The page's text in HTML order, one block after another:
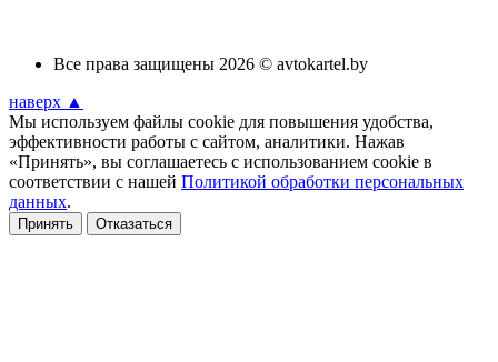
Все права защищены 2026 © avtokartel.by
наверх ▲
Мы используем файлы cookie для повышения удобства,
эффективности работы с сайтом, аналитики. Нажав
«Принять», вы соглашаетесь с использованием cookie в
соответствии с нашей Политикой обработки персональных
данных.
Принять Отказаться